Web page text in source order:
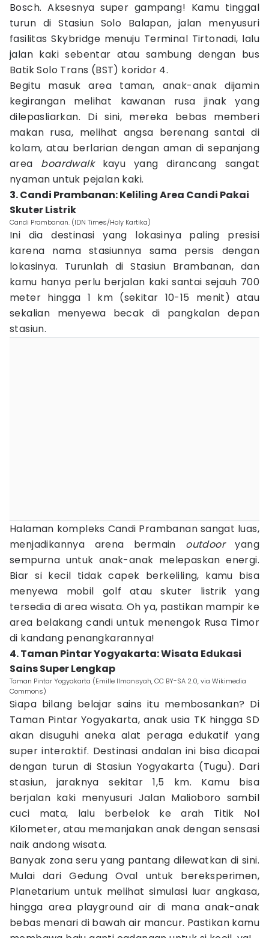
Bosch. Aksesnya super gampang! Kamu tinggal
turun di Stasiun Solo Balapan, jalan menyusuri
fasilitas Skybridge menuju Terminal Tirtonadi, lalu
jalan kaki sebentar atau sambung dengan bus
Batik Solo Trans (BST) koridor 4.
Begitu masuk area taman, anak-anak dijamin
kegirangan melihat kawanan rusa jinak yang
dilepasliarkan. Di sini, mereka bebas memberi
makan rusa, melihat angsa berenang santai di
kolam, atau berlarian dengan aman di sepanjang
area boardwalkkayu yang dirancang sangat
nyaman untuk pejalan kaki.
3. Candi Prambanan: Keliling Area Candi Pakai
Skuter Listrik
Candi Prambanan. (IDN Times/Holy Kartika)
Ini dia destinasi yang lokasinya paling presisi
karena nama stasiunnya sama persis dengan
lokasinya. Turunlah di Stasiun Brambanan, dan
kamu hanya perlu berjalan kaki santai sejauh 700
meter hingga 1 km (sekitar 10-15 menit) atau
sekalian menyewa becak di pangkalan depan
stasiun.
Halaman kompleks Candi Prambanan sangat luas,
menjadikannya arena bermain outdooryang
sempurna untuk anak-anak melepaskan energi.
Biar si kecil tidak capek berkeliling, kamu bisa
menyewa mobil golf atau skuter listrik yang
tersedia di area wisata. Oh ya, pastikan mampir ke
area belakang candi untuk menengok Rusa Timor
di kandang penangkarannya!
4. Taman Pintar Yogyakarta: Wisata Edukasi
Sains Super Lengkap
Taman Pintar Yogyakarta (Emille Ilmansyah, CC BY-SA 2.0, via Wikimedia
Commons)
Siapa bilang belajar sains itu membosankan? Di
Taman Pintar Yogyakarta, anak usia TK hingga SD
akan disuguhi aneka alat peraga edukatif yang
super interaktif. Destinasi andalan ini bisa dicapai
dengan turun di Stasiun Yogyakarta (Tugu). Dari
stasiun, jaraknya sekitar 1,5 km. Kamu bisa
berjalan kaki menyusuri Jalan Malioboro sambil
cuci mata, lalu berbelok ke arah Titik Nol
Kilometer, atau memanjakan anak dengan sensasi
naik andong wisata.
Banyak zona seru yang pantang dilewatkan di sini.
Mulai dari Gedung Oval untuk bereksperimen,
Planetarium untuk melihat simulasi luar angkasa,
hingga area playground air di mana anak-anak
bebas menari di bawah air mancur. Pastikan kamu